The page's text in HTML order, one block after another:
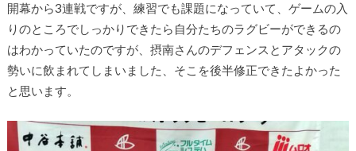
開幕から3連戦ですが、練習でも課題になっていて、ゲームの入
りのところでしっかりできたら自分たちのラグビーができるの
はわかっていたのですが、摂南さんのデフェンスとアタックの
勢いに飲まれてしまいました、そこを後半修正できたよかった
と思います。